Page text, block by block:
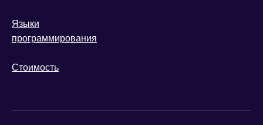
Языки
программирования
Стоимость